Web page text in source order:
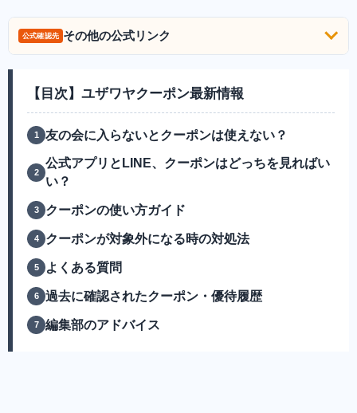
公式確認先 その他の公式リンク
【目次】ユザワヤクーポン最新情報
友の会に入らないとクーポンは使えない？
公式アプリとLINE、クーポンはどっちを見ればい
い？
クーポンの使い方ガイド
クーポンが対象外になる時の対処法
よくある質問
過去に確認されたクーポン・優待履歴
編集部のアドバイス